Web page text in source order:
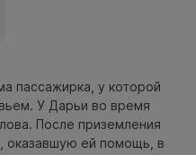
пассажирка, у которой
У Дарьи во время
После приземления
оказавшую ей помощь, в